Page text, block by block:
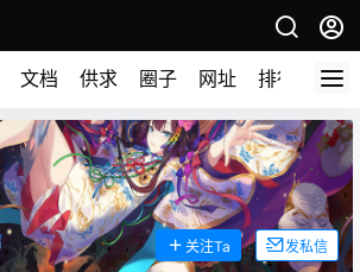
文档 供求 圈子 网址 排行榜
关注Ta 发私信